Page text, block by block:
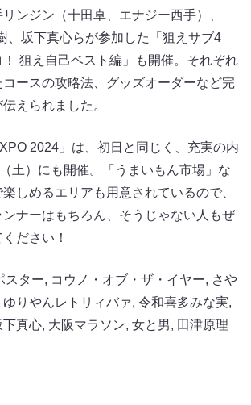
ンジン（十田卓、エナジー西手）、
、坂下真心らが参加した「狙えサブ4
狙え自己ベスト編」も開催。それぞれ
ースの攻略法、グッズオーダーなど完
えられました。
2024」は、初日と同じく、充実の内
土）にも開催。「うまいもん市場」な
しめるエリアも用意されているので、
ナーはもちろん、そうじゃない人もぜ
ださい！
スター, コウノ・オブ・ザ・イヤー, さや
ゆりやんレトリィバァ, 令和喜多みな実,
下真心, 大阪マラソン, 女と男, 田津原理